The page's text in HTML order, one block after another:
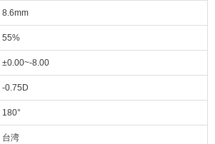
8.6mm
55%
±0.00~-8.00
-0.75D
180°
台湾